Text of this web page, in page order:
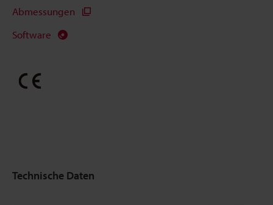
Abmessungen
Software
Technische Daten